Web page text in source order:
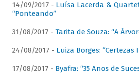
14/09/2017 - Luísa Lacerda &
“Ponteando”
31/08/2017 - Tarita de Souza: “A
24/08/2017 - Luiza Borges: “Certezas
17/08/2017 - Byafra: “35 Anos de